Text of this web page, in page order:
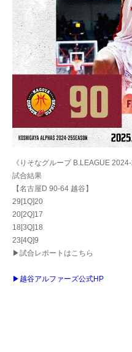
《りそなグループ B.LEAGUE
試合結果
【名古屋D 90-64 越谷】
29[1Q]20
20[2Q]17
18[3Q]18
23[4Q]9
▶試合レポートはこちら
▶越谷アルファーズ公式HP